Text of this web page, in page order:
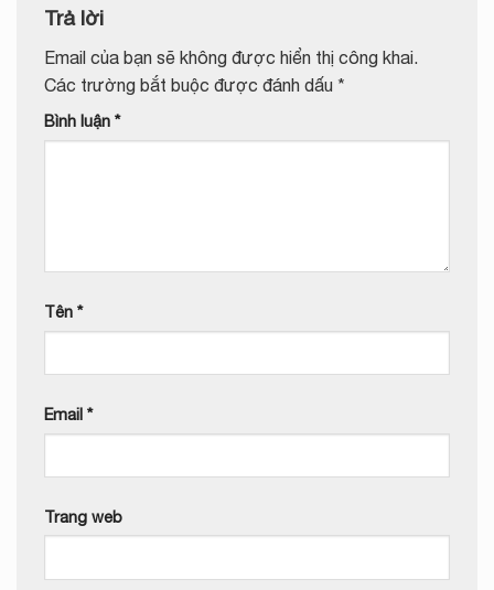
Trả lời
Email của bạn sẽ không được hiển thị công khai.
Các trường bắt buộc được đánh dấu *
Bình luận *
Tên *
Email *
Trang web